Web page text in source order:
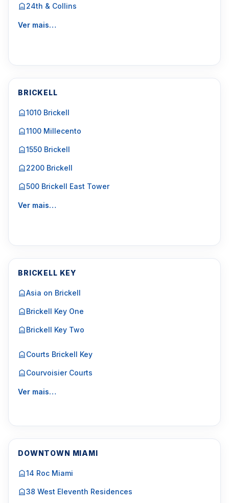
24th & Collins
Ver mais…
BRICKELL
1010 Brickell
1100 Millecento
1550 Brickell
2200 Brickell
500 Brickell East Tower
Ver mais…
BRICKELL KEY
Asia on Brickell
Brickell Key One
Brickell Key Two
Courts Brickell Key
Courvoisier Courts
Ver mais…
DOWNTOWN MIAMI
14 Roc Miami
38 West Eleventh Residences